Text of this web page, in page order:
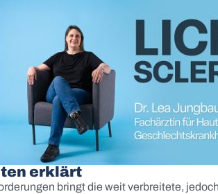
erklärt
bringt die weit verbreitete,